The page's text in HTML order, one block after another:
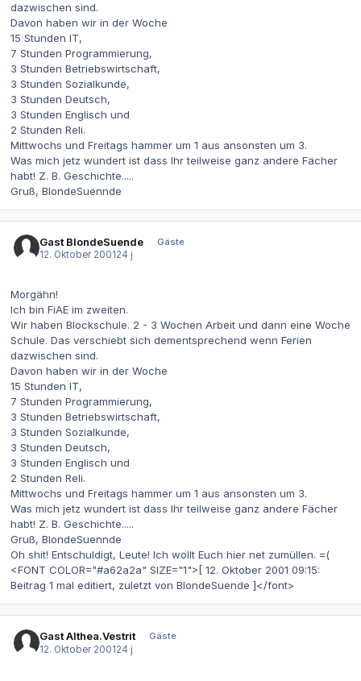
dazwischen sind.
Davon haben wir in der Woche
15 Stunden IT,
7 Stunden Programmierung,
3 Stunden Betriebswirtschaft,
3 Stunden Sozialkunde,
3 Stunden Deutsch,
3 Stunden Englisch und
2 Stunden Reli.
Mittwochs und Freitags hammer um 1 aus ansonsten um 3.
Was mich jetz wundert ist dass Ihr teilweise ganz andere Fächer
habt! Z. B. Geschichte.....
Gruß, BlondeSuennde
Gast BlondeSuende
Gäste
12. Oktober 200124 j
Morgähn!
Ich bin FiAE im zweiten.
Wir haben Blockschule. 2 - 3 Wochen Arbeit und dann eine Woche
Schule. Das verschiebt sich dementsprechend wenn Ferien
dazwischen sind.
Davon haben wir in der Woche
15 Stunden IT,
7 Stunden Programmierung,
3 Stunden Betriebswirtschaft,
3 Stunden Sozialkunde,
3 Stunden Deutsch,
3 Stunden Englisch und
2 Stunden Reli.
Mittwochs und Freitags hammer um 1 aus ansonsten um 3.
Was mich jetz wundert ist dass Ihr teilweise ganz andere Fächer
habt! Z. B. Geschichte.....
Gruß, BlondeSuennde
Oh shit! Entschuldigt, Leute! Ich wollt Euch hier net zumüllen. =(
<FONT COLOR="#a62a2a" SIZE="1">[ 12. Oktober 2001 09:15:
Beitrag 1 mal editiert, zuletzt von BlondeSuende ]</font>
Gast Althea.Vestrit
Gäste
12. Oktober 200124 j